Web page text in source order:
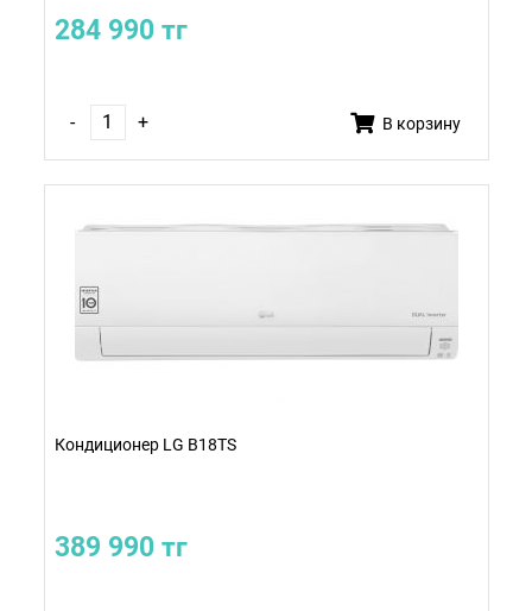
284 990 тг
- + В корзину
Кондиционер LG B18TS
389 990 тг